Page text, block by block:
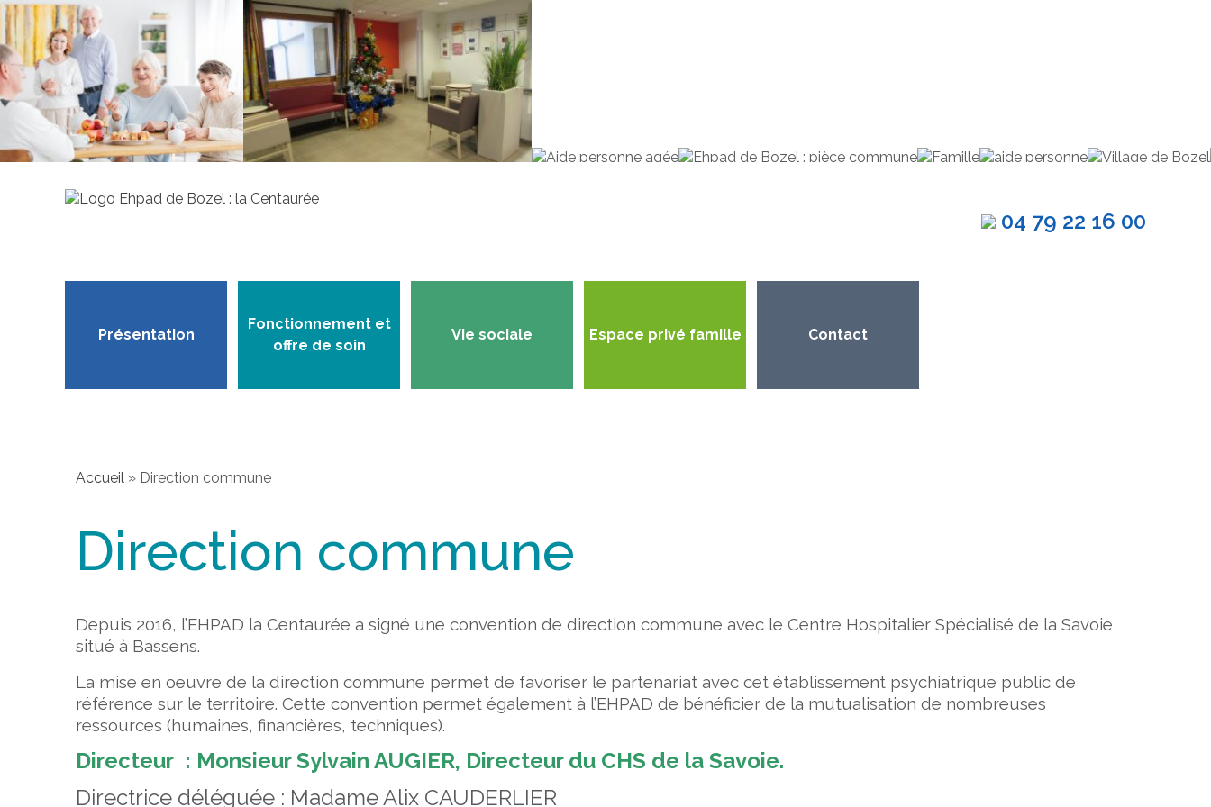
04 79 22 16 00
Présentation
Fonctionnement et
offre de soin
Vie sociale Espace privé famille Contact
Accueil » Direction commune
Direction commune
Depuis 2016, l’EHPAD la Centaurée a signé une convention de direction commune avec le Centre Hospitalier Spécialisé de la Savoie
situé à Bassens.
La mise en oeuvre de la direction commune permet de favoriser le partenariat avec cet établissement psychiatrique public de
référence sur le territoire. Cette convention permet également à l’EHPAD de bénéficier de la mutualisation de nombreuses
ressources (humaines, financières, techniques).
Directeur : Monsieur Sylvain AUGIER, Directeur du CHS de la Savoie.
Directrice déléguée : Madame Alix CAUDERLIER